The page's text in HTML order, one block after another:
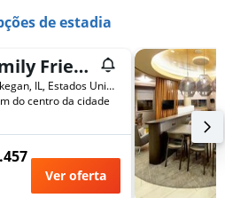
de estadia
Family Friendly 3 Br 2 Ba Home Near Navy Base
Waukegan, IL, Estados Unidos
do centro da cidade
Ver oferta